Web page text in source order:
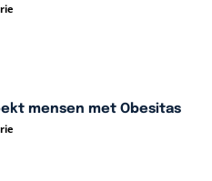
mensen met Obesitas